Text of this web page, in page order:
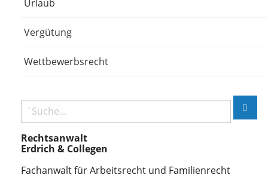
Urlaub
Vergütung
Wettbewerbsrecht
Rechtsanwalt
Erdrich & Collegen
Fachanwalt für Arbeitsrecht und Familienrecht